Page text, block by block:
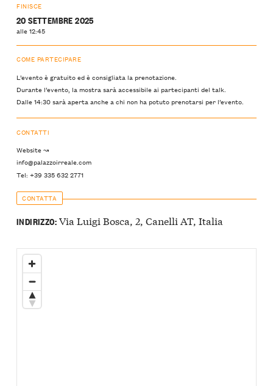
FINISCE
20 SETTEMBRE 2025
alle 12:45
COME PARTECIPARE
L’evento è gratuito ed è consigliata la prenotazione.
Durante l’evento, la mostra sarà accessibile ai partecipanti del talk.
Dalle 14:30 sarà aperta anche a chi non ha potuto prenotarsi per l’evento.
CONTATTI
Website ↝
info@palazzoirreale.com
Tel: +39 335 632 2771
CONTATTA
INDIRIZZO:Via Luigi Bosca, 2, Canelli AT, Italia